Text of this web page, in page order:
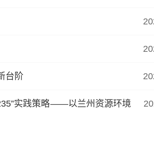
台阶
实践策略——以兰州资源环境